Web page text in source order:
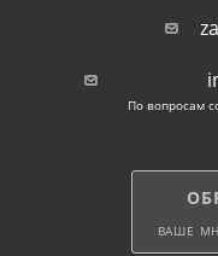
По вопросам
ВАШЕ